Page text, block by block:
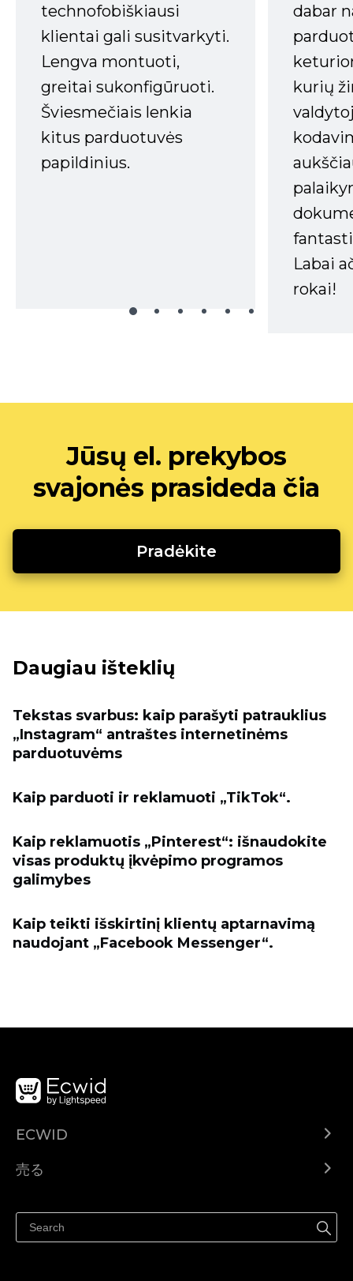
technofobiškiausi
klientai gali susitvarkyti.
Lengva montuoti,
greitai sukonfigūruoti.
Šviesmečiais lenkia
kitus parduotuvės
papildinius.
dabar
kurių
Labai
rokai!
Jūsų el. prekybos
svajonės prasideda čia
Pradėkite
Daugiau išteklių
Tekstas svarbus: kaip parašyti patrauklius
„Instagram“ antraštes internetinėms
parduotuvėms
Kaip parduoti ir reklamuoti „TikTok“.
Kaip reklamuotis „Pinterest“: išnaudokite
visas produktų įkvėpimo programos
galimybes
Kaip teikti išskirtinį klientų aptarnavimą
naudojant „Facebook Messenger“.
ECWID
ヘルプセンター
売る
Facebookで販売する
Instagramで販売する